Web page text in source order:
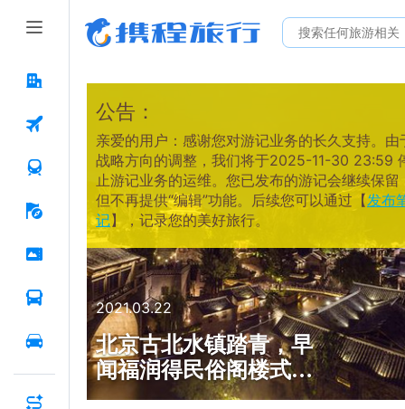
公告：
亲爱的用户：感谢您对游记业务的长久支持。由
战略方向的调整，我们将于2025-11-30 23:59
止游记业务的运维。您已发布的游记会继续保留
但不再提供“编辑”功能。后续您可以通过【发布
记】，记录您的美好旅行。
2021.03.22
北京古北水镇踏青，早
闻福润得民俗阁楼式房
间很有特色，慕名而来